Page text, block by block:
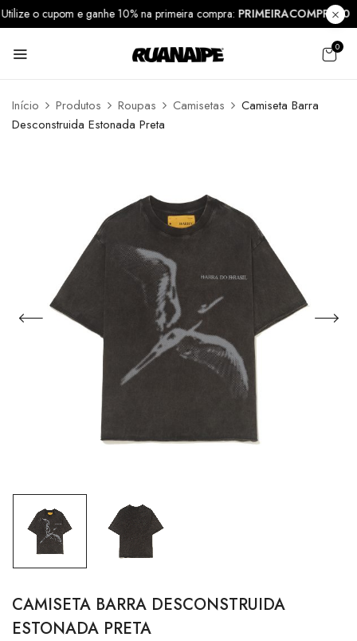
Utilize o cupom e ganhe 10% na primeira compra:
0
Início Produtos Roupas Camisetas
Camiseta Barra
Desconstruida Estonada Preta
CAMISETA BARRA DESCONSTRUIDA
ESTONADA PRETA